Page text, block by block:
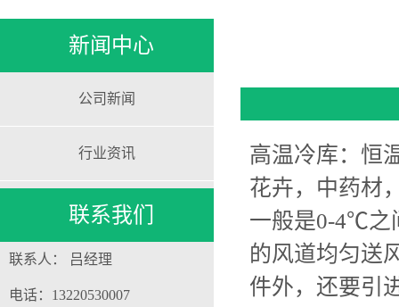
新闻中心
公司新闻
行业资讯
联系我们
联系人： 吕经理
电话：13220530007
高温冷库：恒
花卉，中药材
一般是0-4℃之
的风道均匀送
件外，还要引